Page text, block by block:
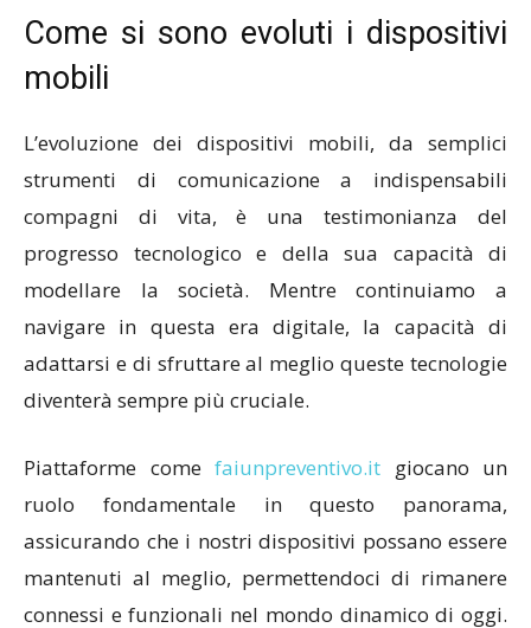
Come si sono evoluti i dispositivi
mobili
L’evoluzione dei dispositivi mobili, da semplici
strumenti di comunicazione a indispensabili
compagni di vita, è una testimonianza del
progresso tecnologico e della sua capacità di
modellare la società. Mentre continuiamo a
navigare in questa era digitale, la capacità di
adattarsi e di sfruttare al meglio queste tecnologie
diventerà sempre più cruciale.
Piattaforme come faiunpreventivo.it giocano un
ruolo fondamentale in questo panorama,
assicurando che i nostri dispositivi possano essere
mantenuti al meglio, permettendoci di rimanere
connessi e funzionali nel mondo dinamico di oggi.